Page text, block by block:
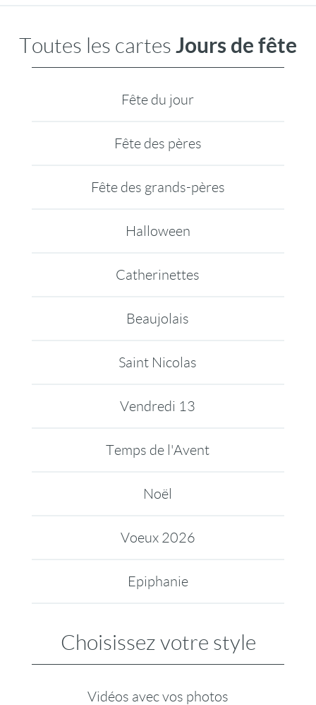
Toutes les cartes Jours de fête
Fête du jour
Fête des pères
Fête des grands-pères
Halloween
Catherinettes
Beaujolais
Saint Nicolas
Vendredi 13
Temps de l'Avent
Noël
Voeux 2026
Epiphanie
Choisissez votre style
Vidéos avec vos photos